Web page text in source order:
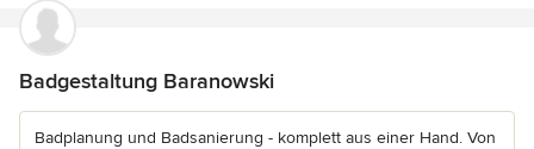
Badgestaltung Baranowski
Badplanung und Badsanierung - komplett aus einer Hand. Von